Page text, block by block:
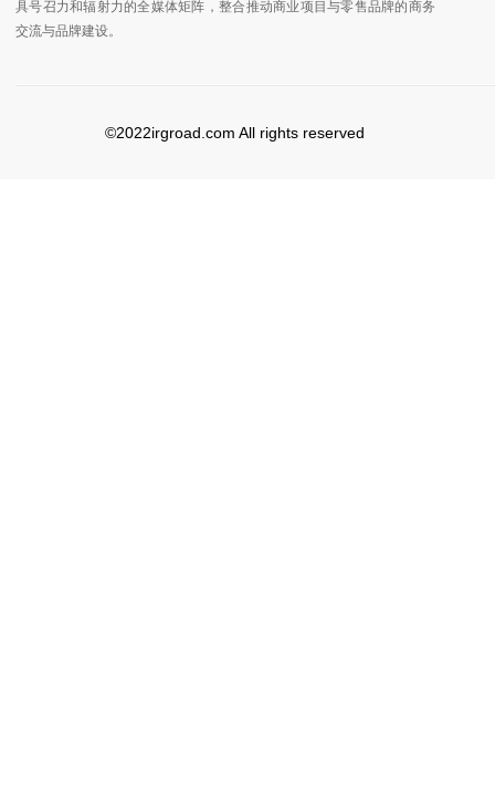
具号召力和辐射力的全媒体矩阵，整合推动商业项目与零售品牌的商务
交流与品牌建设。
©2022irgroad.com All rights reserved